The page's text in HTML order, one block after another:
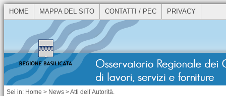
HOME MAPPA DEL SITO CONTATTI / PEC PRIVACY
Sei in: Home > News > Atti dell’Autorità.